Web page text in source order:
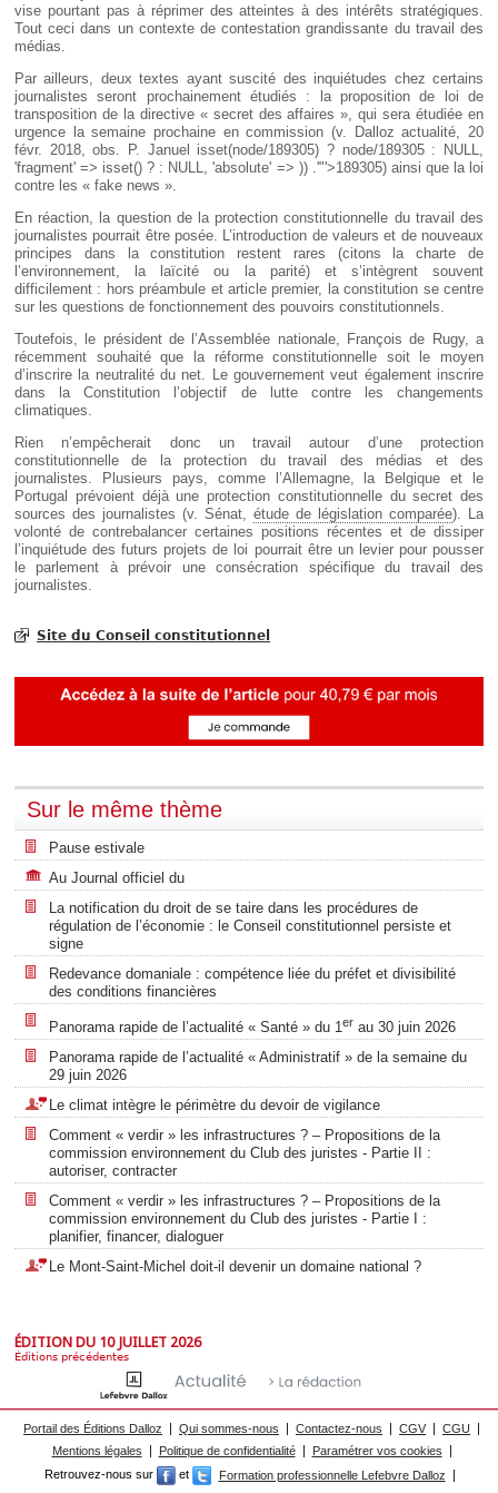
vise pourtant pas à réprimer des atteintes à des intérêts stratégiques.
Tout ceci dans un contexte de contestation grandissante du travail des
médias.
Par ailleurs, deux textes ayant suscité des inquiétudes chez certains
journalistes seront prochainement étudiés : la proposition de loi de
transposition de la directive « secret des affaires », qui sera étudiée en
urgence la semaine prochaine en commission (v. Dalloz actualité, 20
févr. 2018, obs. P. Januel
isset(node/189305) ? node/189305 : NULL,
'fragment' => isset() ? : NULL, 'absolute' => )) .'"'>189305) ainsi que la loi
contre les « fake news ».
En réaction, la question de la protection constitutionnelle du travail des
journalistes pourrait être posée. L’introduction de valeurs et de nouveaux
principes dans la constitution restent rares (citons la charte de
l’environnement, la laïcité ou la parité) et s’intègrent souvent
difficilement : hors préambule et article premier, la constitution se centre
sur les questions de fonctionnement des pouvoirs constitutionnels.
Toutefois, le président de l’Assemblée nationale, François de Rugy, a
récemment souhaité que la réforme constitutionnelle soit le moyen
d’inscrire la neutralité du net. Le gouvernement veut également inscrire
dans la Constitution l’objectif de lutte contre les changements
climatiques.
Rien n’empêcherait donc un travail autour d’une protection
constitutionnelle de la protection du travail des médias et des
journalistes. Plusieurs pays, comme l’Allemagne, la Belgique et le
Portugal prévoient déjà une protection constitutionnelle du secret des
sources des journalistes (v. Sénat, étude de législation comparée). La
volonté de contrebalancer certaines positions récentes et de dissiper
l’inquiétude des futurs projets de loi pourrait être un levier pour pousser
le parlement à prévoir une consécration spécifique du travail des
journalistes.
Site du Conseil constitutionnel
Sur le même thème
Pause estivale
Au Journal officiel du
La notification du droit de se taire dans les procédures de
régulation de l’économie : le Conseil constitutionnel persiste et
signe
Redevance domaniale : compétence liée du préfet et divisibilité
des conditions financières
Panorama rapide de l’actualité « Santé » du 1er au 30 juin 2026
Panorama rapide de l’actualité « Administratif » de la semaine du
29 juin 2026
Le climat intègre le périmètre du devoir de vigilance
Comment « verdir » les infrastructures ? – Propositions de la
commission environnement du Club des juristes - Partie II :
autoriser, contracter
Comment « verdir » les infrastructures ? – Propositions de la
commission environnement du Club des juristes - Partie I :
planifier, financer, dialoguer
Le Mont-Saint-Michel doit-il devenir un domaine national ?
ÉDITION DU 10 JUILLET 2026
Éditions précédentes
Portail des Éditions Dalloz Qui sommes-nous Contactez-nous CGV
CGU
Mentions légales
Politique de confidentialité
Paramétrer vos cookies
Retrouvez-nous sur
et Formation professionnelle Lefebvre Dalloz